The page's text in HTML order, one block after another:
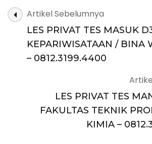
Navigasi
Artikel
Artikel Sebelumnya
LES PRIVAT TES MASUK
KEPARIWISATAAN / BINA
– 0812.3199.4400
LES PRIVAT TES
FAKULTAS TEKNIK
KIMIA –